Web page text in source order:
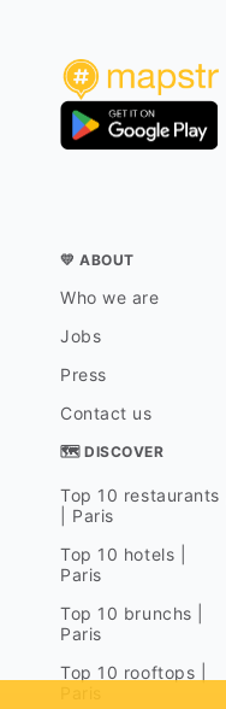
💛 ABOUT
Who we are
Jobs
Press
Contact us
🗺 DISCOVER
Top 10 restaurants
| Paris
Top 10 hotels |
Paris
Top 10 brunchs |
Paris
Top 10 rooftops |